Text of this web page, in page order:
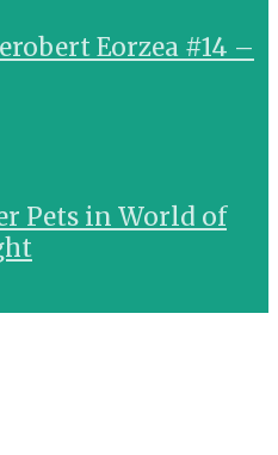
Eorzea #14 –
Pets in World of